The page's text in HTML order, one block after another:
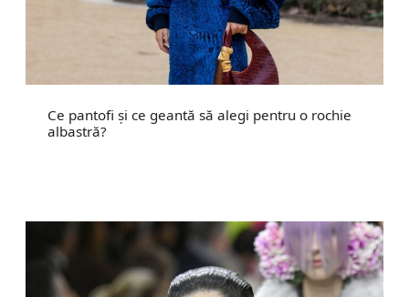
Ce pantofi și ce geantă să alegi pentru o rochie
albastră?